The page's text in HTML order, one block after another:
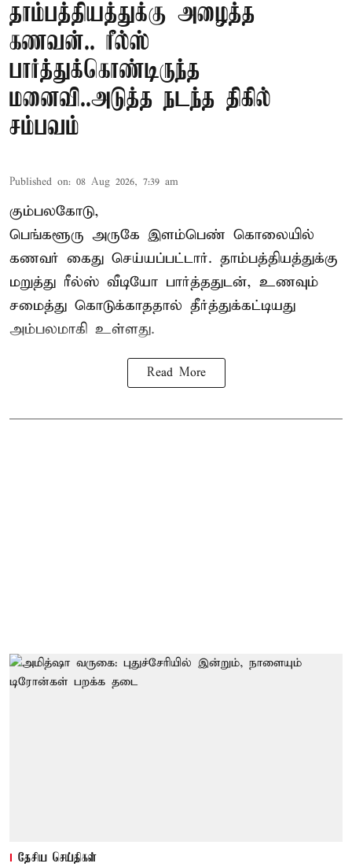
தாம்பத்தியத்துக்கு அழைத்த
கணவன்.. ரீல்ஸ்
பார்த்துக்கொண்டிருந்த
மனைவி..அடுத்த நடந்த திகில்
சம்பவம்
Published on: 08 Aug 2026, 7:39 am
கும்பலகோடு,
பெங்களூரு அருகே இளம்பெண் கொலையில்
கணவர் கைது செய்யப்பட்டார். தாம்பத்தியத்துக்கு
மறுத்து ரீல்ஸ் வீடியோ பார்த்ததுடன், உணவும்
சமைத்து கொடுக்காததால் தீர்த்துக்கட்டியது
அம்பலமாகி உள்ளது.
Read More
தேசிய செய்திகள்